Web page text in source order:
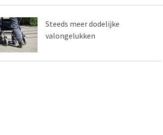
Steeds meer dodelijke
valongelukken